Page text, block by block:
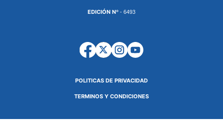
EDICIÓN Nº - 6493
POLITICAS DE PRIVACIDAD
TERMINOS Y CONDICIONES